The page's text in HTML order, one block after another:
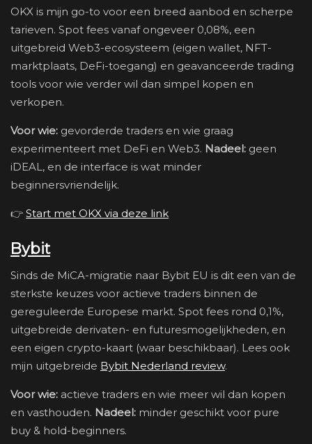
OKX is mijn go-to voor een breed aanbod en scherpe
tarieven. Spot fees vanaf ongeveer 0,08%, een
uitgebreid Web3-ecosysteem (eigen wallet, NFT-
marktplaats, DeFi-toegang) en geavanceerde trading
tools voor wie verder wil dan simpel kopen en
verkopen.
Voor wie: gevorderde traders en wie graag
experimenteert met DeFi en Web3. Nadeel: geen
iDEAL, en de interface is wat minder
beginnersvriendelijk.
👉 Start met OKX via deze link
Bybit
Sinds de MiCA-migratie naar Bybit EU is dit een van de
sterkste keuzes voor actieve traders binnen de
gereguleerde Europese markt. Spot fees rond 0,1%,
uitgebreide derivaten- en futuresmogelijkheden, en
een eigen crypto-kaart (waar beschikbaar). Lees ook
mijn uitgebreide Bybit Nederland review.
Voor wie: actieve traders en wie meer wil dan kopen
en vasthouden. Nadeel: minder geschikt voor pure
buy & hold-beginners.